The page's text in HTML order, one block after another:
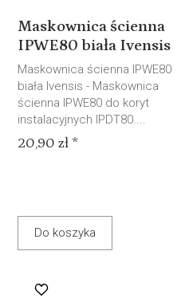
Maskownica ścienna
IPWE80 biała Ivensis
Maskownica ścienna IPWE80
biała Ivensis - Maskownica
ścienna IPWE80 do koryt
instalacyjnych IPDT80....
20,90 zł *
Do koszyka